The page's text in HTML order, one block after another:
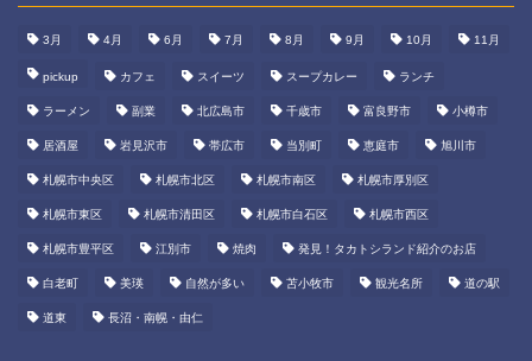
3月 4月 6月 7月 8月 9月 10月 11月
pickup カフェ スイーツ スープカレー ランチ
ラーメン 副業 北広島市 千歳市 富良野市 小樽市
居酒屋 岩見沢市 帯広市 当別町 恵庭市 旭川市
札幌市中央区 札幌市北区 札幌市南区 札幌市厚別区
札幌市東区 札幌市清田区 札幌市白石区 札幌市西区
札幌市豊平区 江別市 焼肉 発見！タカトシランド紹介のお店
白老町 美瑛 自然が多い 苫小牧市 観光名所 道の駅
道東 長沼・南幌・由仁